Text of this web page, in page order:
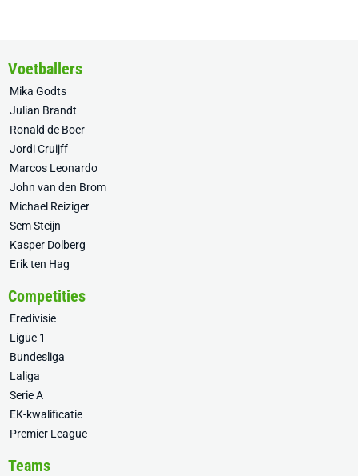
Voetballers
Mika Godts
Julian Brandt
Ronald de Boer
Jordi Cruijff
Marcos Leonardo
John van den Brom
Michael Reiziger
Sem Steijn
Kasper Dolberg
Erik ten Hag
Competities
Eredivisie
Ligue 1
Bundesliga
Laliga
Serie A
EK-kwalificatie
Premier League
Teams